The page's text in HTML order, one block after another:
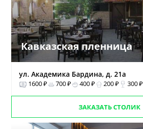
Кавказская пленница
ул. Академика Бардина, д. 21а
1600 ₽ 700 ₽ 400 ₽ 200 ₽ 300 ₽
ЗАКАЗАТЬ СТОЛИК